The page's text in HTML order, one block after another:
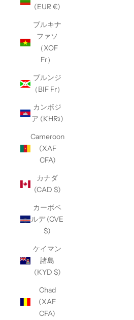
(EUR €)
ブルキナ
ファソ
（XOF
Fr）
ブルンジ
（BIF Fr）
カンボジ
ア (KHR៛)
Cameroon
(XAF
CFA)
カナダ
(CAD $)
カーボベ
ルデ (CVE
$)
ケイマン
諸島
(KYD $)
Chad
(XAF
CFA)